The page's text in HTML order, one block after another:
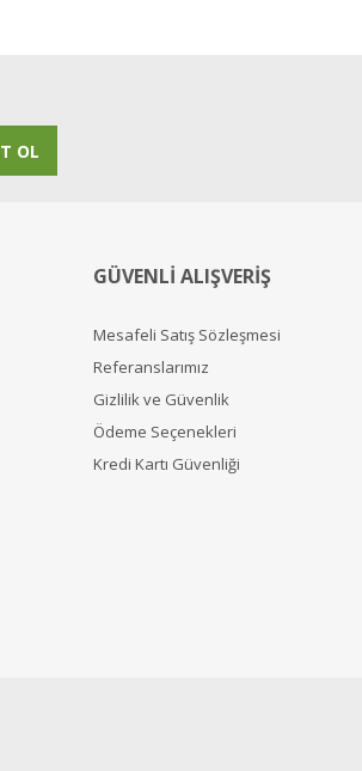
OL
GÜVENLİ ALIŞVERİŞ
Mesafeli Satış Sözleşmesi
Referanslarımız
Gizlilik ve Güvenlik
Ödeme Seçenekleri
Kredi Kartı Güvenliği